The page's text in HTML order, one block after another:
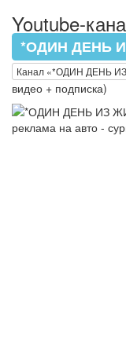
Youtube-
*ОДИН ДЕНЬ
Канал «*ОДИН ДЕНЬ
видео + подписка)